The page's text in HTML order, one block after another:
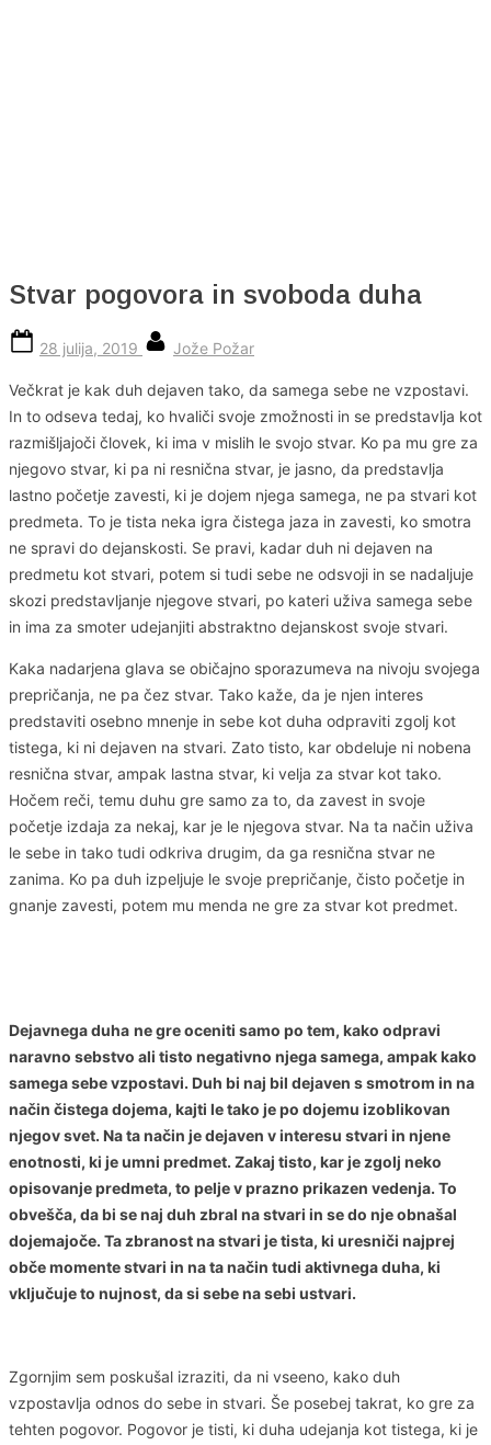
Stvar pogovora in svoboda duha
Posted
28 julija, 2019 By
Jože Požar
Večkrat je kak duh dejaven tako, da samega sebe ne vzpostavi.
In to odseva tedaj, ko hvaliči svoje zmožnosti in se predstavlja kot
razmišljajoči človek, ki ima v mislih le svojo stvar. Ko pa mu gre za
njegovo stvar, ki pa ni resnična stvar, je jasno, da predstavlja
lastno početje zavesti, ki je dojem njega samega, ne pa stvari kot
predmeta. To je tista neka igra čistega jaza in zavesti, ko smotra
ne spravi do dejanskosti. Se pravi, kadar duh ni dejaven na
predmetu kot stvari, potem si tudi sebe ne odsvoji in se nadaljuje
skozi predstavljanje njegove stvari, po kateri uživa samega sebe
in ima za smoter udejanjiti abstraktno dejanskost svoje stvari.
Kaka nadarjena glava se običajno sporazumeva na nivoju svojega
prepričanja, ne pa čez stvar. Tako kaže, da je njen interes
predstaviti osebno mnenje in sebe kot duha odpraviti zgolj kot
tistega, ki ni dejaven na stvari. Zato tisto, kar obdeluje ni nobena
resnična stvar, ampak lastna stvar, ki velja za stvar kot tako.
Hočem reči, temu duhu gre samo za to, da zavest in svoje
početje izdaja za nekaj, kar je le njegova stvar. Na ta način uživa
le sebe in tako tudi odkriva drugim, da ga resnična stvar ne
zanima. Ko pa duh izpeljuje le svoje prepričanje, čisto početje in
gnanje zavesti, potem mu menda ne gre za stvar kot predmet.
Dejavnega duha ne gre oceniti samo po tem, kako odpravi
naravno sebstvo ali tisto negativno njega samega, ampak kako
samega sebe vzpostavi. Duh bi naj bil dejaven s smotrom in na
način čistega dojema, kajti le tako je po dojemu izoblikovan
njegov svet. Na ta način je dejaven v interesu stvari in njene
enotnosti, ki je umni predmet. Zakaj tisto, kar je zgolj neko
opisovanje predmeta, to pelje v prazno prikazen vedenja. To
obvešča, da bi se naj duh zbral na stvari in se do nje obnašal
dojemajoče. Ta zbranost na stvari je tista, ki uresniči najprej
obče momente stvari in na ta način tudi aktivnega duha, ki
vključuje to nujnost, da si sebe na sebi ustvari.
Zgornjim sem poskušal izraziti, da ni vseeno, kako duh
vzpostavlja odnos do sebe in stvari. Še posebej takrat, ko gre za
tehten pogovor. Pogovor je tisti, ki duha udejanja kot tistega, ki je